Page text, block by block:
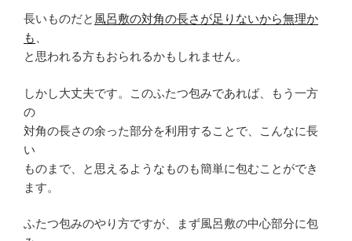
長いものだと 風呂敷の対角の長さが足りないから無理か
も
と思われる方もおられるかもしれません。
しかし大丈夫です。このふたつ包みであれば、もう一方
の
対角の長さの余った部分を利用することで、こんなに長
い
ものまで、と思えるようなものも簡単に包むことができ
ます。
ふたつ包みのやり方ですが、まず風呂敷の中心部分に包